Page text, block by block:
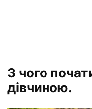
З чого
дівчиною.